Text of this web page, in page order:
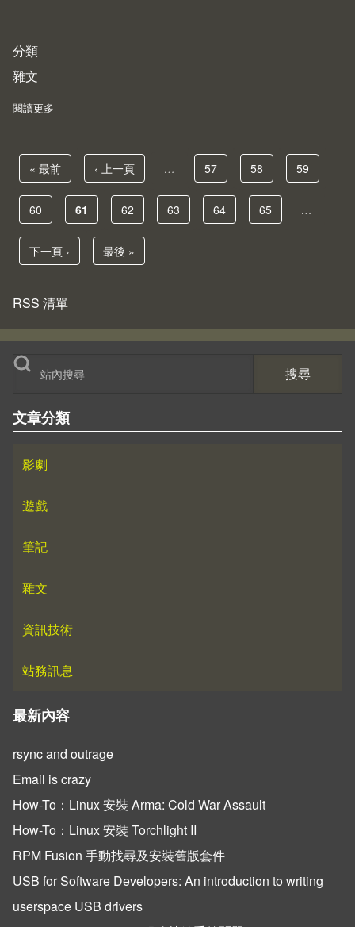
搜尋
文章分類
影劇
遊戲
筆記
雜文
資訊技術
站務訊息
最新內容
rsync and outrage
Email is crazy
How-To：Linux 安裝 Arma: Cold War Assault
How-To：Linux 安裝 Torchlight II
RPM Fusion 手動找尋及安裝舊版套件
USB for Software Developers: An introduction to writing
userspace USB drivers
分類
雜文
閱讀更多
Pagination
First page
« 最前 Previous page
‹ 上一頁 … 頁面
57 頁面
58 頁面
59
頁面
60 目前頁面
61 頁面
62 頁面
63 頁面
64 頁面
65 …
下一頁
下一頁 › Last page
最後 »
RSS 清單